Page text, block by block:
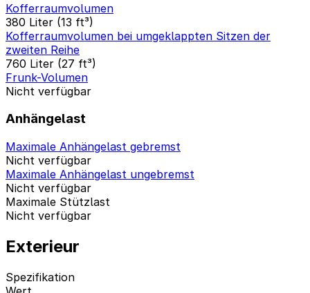
Kofferraumvolumen
380 Liter (13 ft³)
Kofferraumvolumen bei umgeklappten Sitzen der
zweiten Reihe
760 Liter (27 ft³)
Frunk-Volumen
Nicht verfügbar
Anhängelast
Maximale Anhängelast gebremst
Nicht verfügbar
Maximale Anhängelast ungebremst
Nicht verfügbar
Maximale Stützlast
Nicht verfügbar
Exterieur
Spezifikation